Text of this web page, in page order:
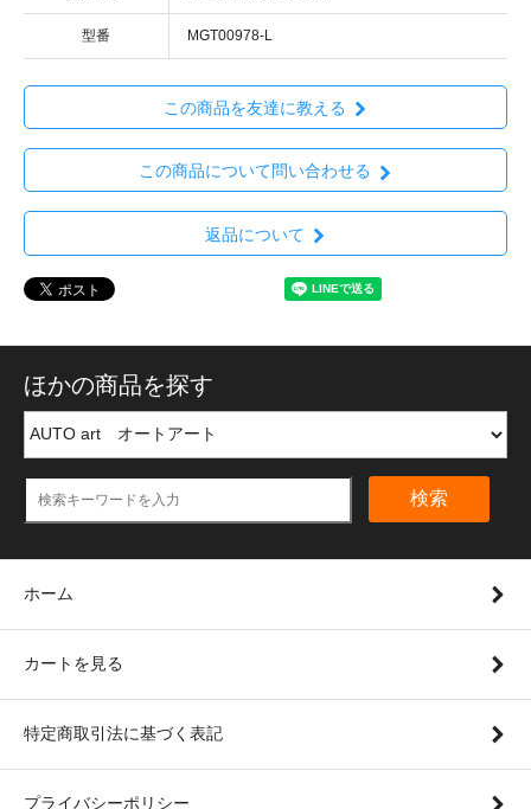
型番 MGT00978-L
この商品を友達に教える
この商品について問い合わせる
返品について
ほかの商品を探す
検索
ホーム
カートを見る
特定商取引法に基づく表記
プライバシーポリシー